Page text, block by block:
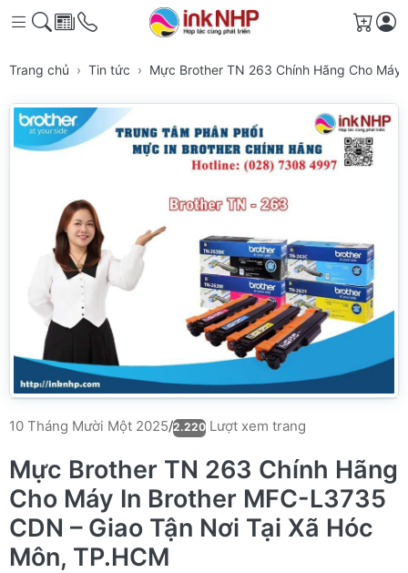
Giỏ
Trang chủ Tin tức Mực Brother TN 263 Chính Hãng Cho Máy
10 Tháng Mười Một 2025/2.220 Lượt xem trang
Mực Brother TN 263 Chính Hãng
Cho Máy In Brother MFC-L3735
CDN – Giao Tận Nơi Tại Xã Hóc
Môn, TP.HCM